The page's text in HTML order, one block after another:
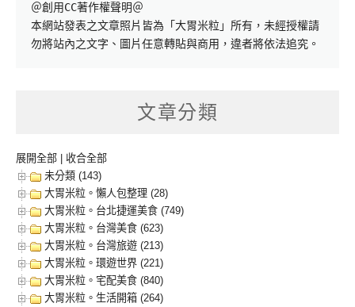
＠創用CC著作權聲明＠
本網站發表之文章照片皆為「大胃米粒」所有，未經授權請
勿將站內之文字、圖片任意轉貼與商用，違者將依法追究。
文章分類
展開全部
收合全部
未分類 (143)
大胃米粒。懶人包整理 (28)
大胃米粒。台北捷運美食 (749)
大胃米粒。台灣美食 (623)
大胃米粒。台灣旅遊 (213)
大胃米粒。環遊世界 (221)
大胃米粒。宅配美食 (840)
大胃米粒。生活開箱 (264)